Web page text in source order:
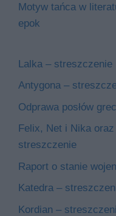
Motyw tańca w
epok
Lalka – streszczenie
Antygona –
Odprawa posłów
Felix, Net i Nika
streszczenie
Raport o stanie
Katedra –
Kordian –